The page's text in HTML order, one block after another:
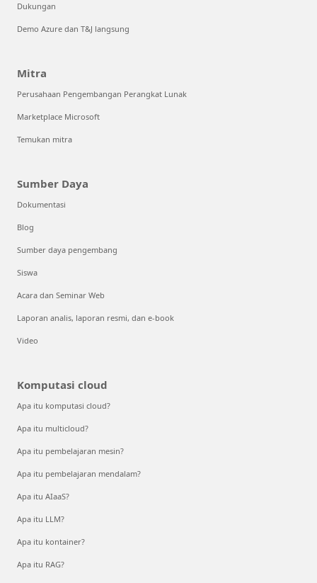
Dukungan
Demo Azure dan T&J langsung
Mitra
Perusahaan Pengembangan Perangkat Lunak
Marketplace Microsoft
Temukan mitra
Sumber Daya
Dokumentasi
Blog
Sumber daya pengembang
Siswa
Acara dan Seminar Web
Laporan analis, laporan resmi, dan e-book
Video
Komputasi cloud
Apa itu komputasi cloud?
Apa itu multicloud?
Apa itu pembelajaran mesin?
Apa itu pembelajaran mendalam?
Apa itu AIaaS?
Apa itu LLM?
Apa itu kontainer?
Apa itu RAG?